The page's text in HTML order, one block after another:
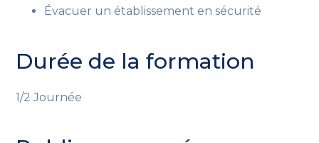
Évacuer un établissement en sécurité
Durée de la formation
1/2 Journée